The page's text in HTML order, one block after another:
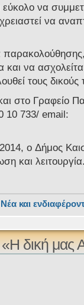
να
να
να
τους
στο Γραφείο
10 733/ email:
o Δήμος
και
Νέα και
δική μας